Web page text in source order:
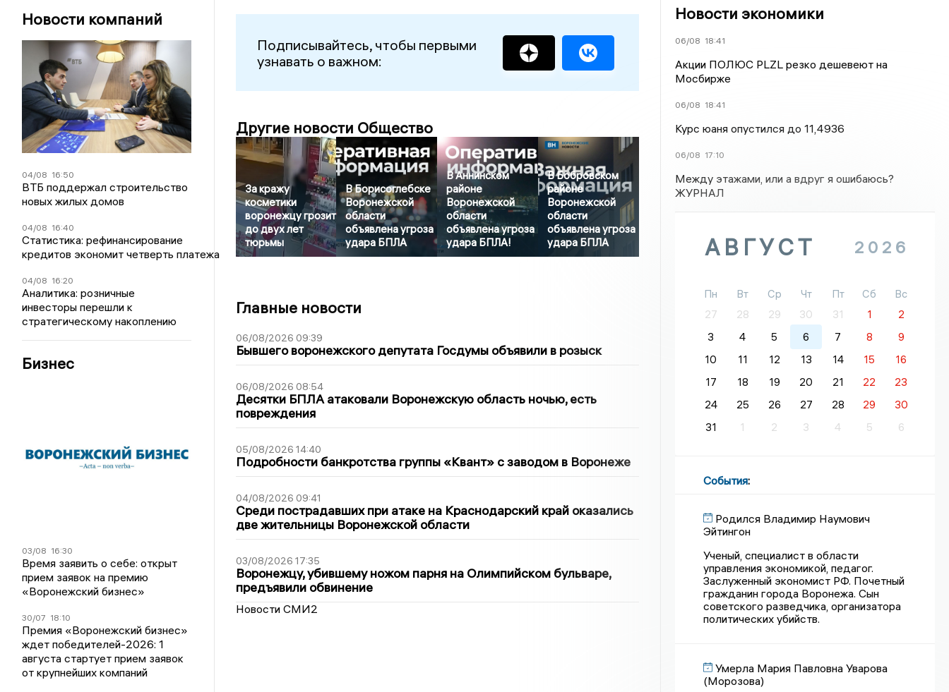
Новости компаний
04/08 16:50
ВТБ поддержал строительство
новых жилых домов
04/08 16:40
Статистика: рефинансирование
кредитов экономит четверть платежа
04/08 16:20
Аналитика: розничные
инвесторы перешли к
стратегическому накоплению
Бизнес
03/08 16:30
Время заявить о себе: открыт
прием заявок на премию
«Воронежский бизнес»
30/07 18:10
Премия «Воронежский бизнес»
ждет победителей-2026: 1
августа стартует прием заявок
от крупнейших компаний
Подписывайтесь, чтобы первыми
узнавать о важном:
Другие новости Общество
За кражу
косметики
воронежцу грозит
до двух лет
тюрьмы
В Борисоглебске
Воронежской
области
объявлена угроза
удара БПЛА
В Аннинском
районе
Воронежской
области
объявлена угроза
удара БПЛА!
В Бобровском
районе
Воронежской
области
объявлена угроза
удара БПЛА
Главные новости
06/08/2026 09:39
Бывшего воронежского депутата Госдумы объявили в розыск
06/08/2026 08:54
Десятки БПЛА атаковали Воронежскую область ночью, есть
повреждения
05/08/2026 14:40
Подробности банкротства группы «Квант» с заводом в Воронеже
04/08/2026 09:41
Среди пострадавших при атаке на Краснодарский край оказались
две жительницы Воронежской области
03/08/2026 17:35
Воронежцу, убившему ножом парня на Олимпийском бульваре,
предъявили обвинение
Новости СМИ2
Новости экономики
06/08 18:41
Акции ПОЛЮС PLZL резко дешевеют на
Мосбирже
06/08 18:41
Курс юаня опустился до 11,4936
06/08 17:10
Между этажами, или а вдруг я ошибаюсь?
ЖУРНАЛ
АВГУСТ 2026
Пн Вт Ср Чт Пт Сб
Вс
27
28 29 30 31 1
2
3
4 5 6 7 8
9
10
11 12 13 14 15
16
17
18 19 20 21 22
23
24
25 26 27 28 29
30
31
1 2 3 4 5 6
События:
Родился Владимир Наумович
Эйтингон
Ученый, специалист в области
управления экономикой, педагог.
Заслуженный экономист РФ. Почетный
гражданин города Воронежа. Сын
советского разведчика, организатора
политических убийств.
Умерла Мария Павловна Уварова
(Морозова)